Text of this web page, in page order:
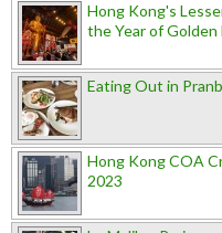
Hong Kong's
the Year of Golden
Eating Out in
Hong Kong COA
2023